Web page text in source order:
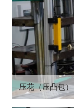
压花（压凸包）